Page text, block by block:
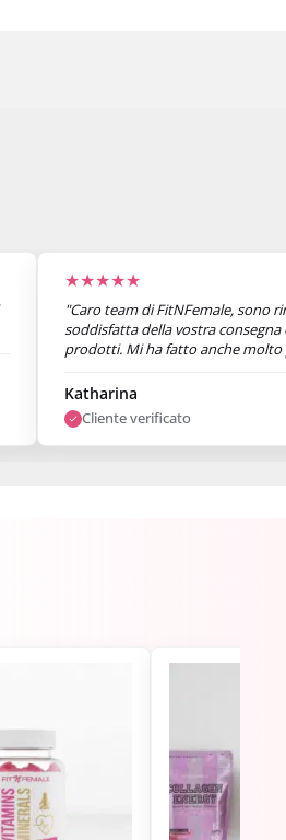
★★★★★
"Caro team di FitNFemale, sono
soddisfatta della vostra consegna
prodotti. Mi ha fatto anche molto
Katharina
Cliente verificato